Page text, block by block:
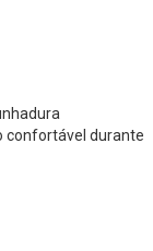
confortável durante